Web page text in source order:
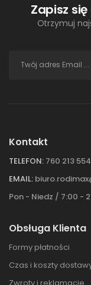
Zapisz
Otrzymuj
Kontakt
TELEFON: 760 213 554
EMAIL:
Pon - Niedz / 7:00 -
Obsługa Klienta
Formy płatności
Czas i koszty